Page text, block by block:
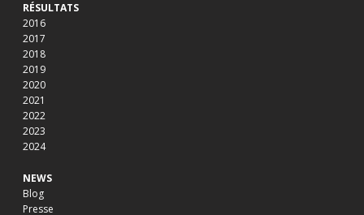
RÉSULTATS
2016
2017
2018
2019
2020
2021
2022
2023
2024
NEWS
Blog
Presse